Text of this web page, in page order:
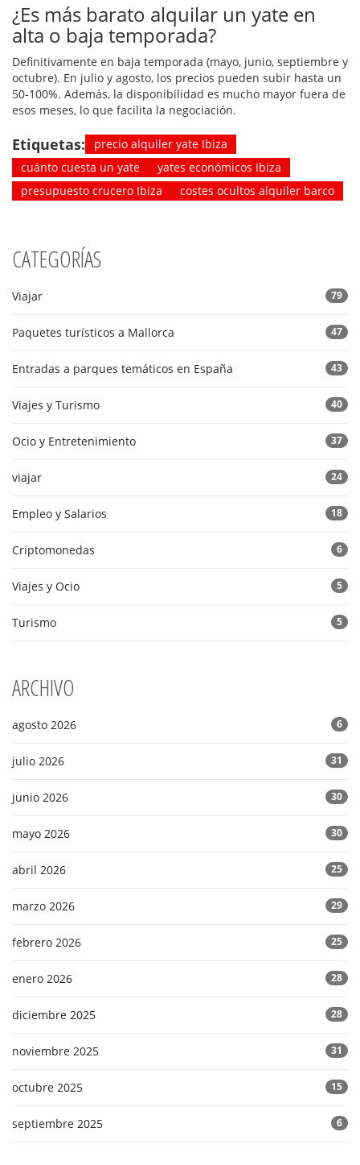
¿Es más barato alquilar un yate en
alta o baja temporada?
Definitivamente en baja temporada (mayo, junio, septiembre y
octubre). En julio y agosto, los precios pueden subir hasta un
50-100%. Además, la disponibilidad es mucho mayor fuera de
esos meses, lo que facilita la negociación.
Etiquetas:
precio alquiler yate Ibiza
cuánto cuesta un yate
yates económicos Ibiza
presupuesto crucero Ibiza
costes ocultos alquiler barco
CATEGORÍAS
Viajar 79
Paquetes turísticos a Mallorca 47
Entradas a parques temáticos en España 43
Viajes y Turismo 40
Ocio y Entretenimiento 37
viajar 24
Empleo y Salarios 18
Criptomonedas 6
Viajes y Ocio 5
Turismo 5
ARCHIVO
agosto 2026 6
julio 2026 31
junio 2026 30
mayo 2026 30
abril 2026 25
marzo 2026 29
febrero 2026 25
enero 2026 28
diciembre 2025 28
noviembre 2025 31
octubre 2025 15
septiembre 2025 6